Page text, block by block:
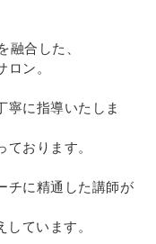
融合した、
ン。
寧に指導いたしま
おります。
チに精通した講師が
ています。